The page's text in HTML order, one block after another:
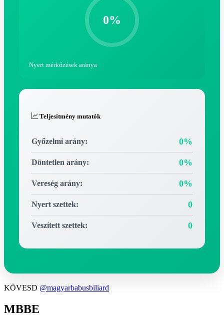
0%
Nyert mérkőzések aránya
Teljesítmény mutatók
Győzelmi arány: 0%
Döntetlen arány: 0%
Vereség arány: 0%
Nyert szettek: 0
Veszített szettek: 0
KÖVESD @magyarbabusbiliard
MBBE